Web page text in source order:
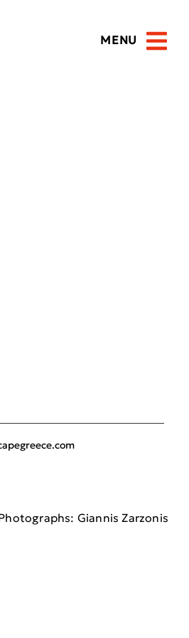
MENU
Giannis Zarzonis